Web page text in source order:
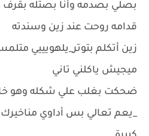
بصلي بصدمه وأنا بصتله
قدامه روحت عند زين وسندته
زين أتكلم بتوتر_يلهويييي
ميجيش ياكلني تاني
ضحكت بغلب علي شكله وهو
_يعم تعالي بس أداوي مناخيرك